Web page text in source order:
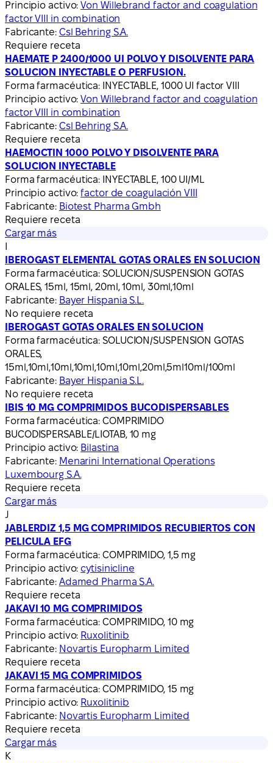
Principio activo:Von Willebrand factor and coagulation
factor VIII in combination
Fabricante: Csl Behring S.A.
Requiere receta
HAEMATE P 2400/1000 UI POLVO Y DISOLVENTE PARA
SOLUCION INYECTABLE O PERFUSION.
Forma farmacéutica: INYECTABLE, 1000 UI factor VIII
Principio activo:Von Willebrand factor and coagulation
factor VIII in combination
Fabricante: Csl Behring S.A.
Requiere receta
HAEMOCTIN 1000 POLVO Y DISOLVENTE PARA
SOLUCION INYECTABLE
Forma farmacéutica: INYECTABLE, 100 UI/ML
Principio activo:factor de coagulación VIII
Fabricante: Biotest Pharma Gmbh
Requiere receta
Cargar más
IBEROGAST ELEMENTAL GOTAS ORALES EN SOLUCION
Forma farmacéutica: SOLUCION/SUSPENSION GOTAS
ORALES, 15ml, 15ml, 20ml, 10ml, 30ml,10ml
Fabricante: Bayer Hispania S.L.
No requiere receta
IBEROGAST GOTAS ORALES EN SOLUCION
Forma farmacéutica: SOLUCION/SUSPENSION GOTAS
ORALES,
15ml,10ml,10ml,10ml,10ml,10ml,20ml,5ml10ml/100ml
Fabricante: Bayer Hispania S.L.
No requiere receta
IBIS 10 MG COMPRIMIDOS BUCODISPERSABLES
Forma farmacéutica: COMPRIMIDO
BUCODISPERSABLE/LIOTAB, 10 mg
Principio activo: Bilastina
Fabricante: Menarini International Operations
Luxembourg S.A.
Requiere receta
Cargar más
J
JABLERDIZ 1,5 MG COMPRIMIDOS RECUBIERTOS CON
PELICULA EFG
Forma farmacéutica: COMPRIMIDO, 1,5 mg
Principio activo: cytisinicline
Fabricante: Adamed Pharma S.A.
Requiere receta
JAKAVI 10 MG COMPRIMIDOS
Forma farmacéutica: COMPRIMIDO, 10 mg
Principio activo: Ruxolitinib
Fabricante: Novartis Europharm Limited
Requiere receta
JAKAVI 15 MG COMPRIMIDOS
Forma farmacéutica: COMPRIMIDO, 15 mg
Principio activo: Ruxolitinib
Fabricante: Novartis Europharm Limited
Requiere receta
Cargar más
K